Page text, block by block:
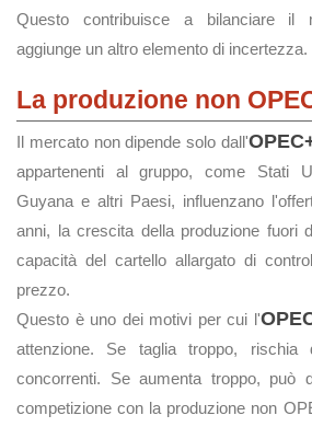
Questo contribuisce a bilanciare il
aggiunge un altro elemento di incertezza.
La produzione non
Il mercato non dipende solo dall'
appartenenti al gruppo, come Stati
Guyana e altri Paesi, influenzano
anni, la crescita della produzione fuori
capacità del cartello allargato di
prezzo.
Questo è uno dei motivi per cui l'
attenzione. Se taglia troppo,
concorrenti. Se aumenta troppo, può
competizione con la produzione non